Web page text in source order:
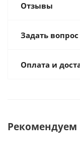
Отзывы
Задать вопрос
Оплата и
Рекомендуем